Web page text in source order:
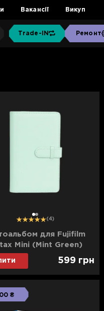
Вакансії Викуп
Trade-IN Ремонт
1 (4)
для Fujifilm
Mini (Mint Green)
599 грн
₴